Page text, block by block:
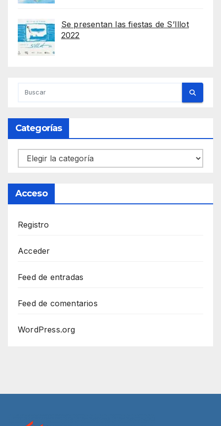
Se presentan las fiestas de S’Illot
2022
Categorías
Categorías
Acceso
Registro
Acceder
Feed de entradas
Feed de comentarios
WordPress.org